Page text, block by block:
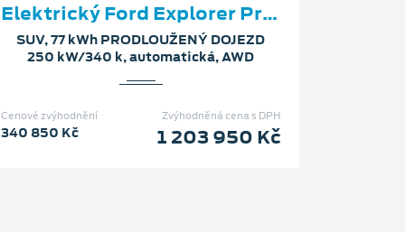
Elektrický Ford Explorer Premium
SUV, 77 kWh PRODLOUŽENÝ DOJEZD
250 kW/340 k, automatická, AWD
Zvýhodněná cena s DPH
1 203 950 Kč
Cenové zvýhodnění
340 850 Kč